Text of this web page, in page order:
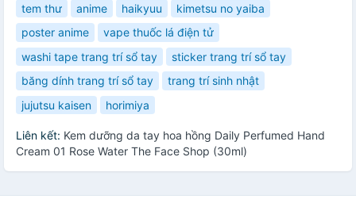
tem thư
anime haikyuu
kimetsu no yaiba
poster anime
vape thuốc lá điện tử
washi tape trang trí sổ tay
sticker trang trí sổ tay
băng dính trang trí sổ tay
trang trí sinh nhật
jujutsu kaisen
horimiya
Liên kết: Kem dưỡng da tay hoa hồng Daily Perfumed Hand
Cream 01 Rose Water The Face Shop (30ml)